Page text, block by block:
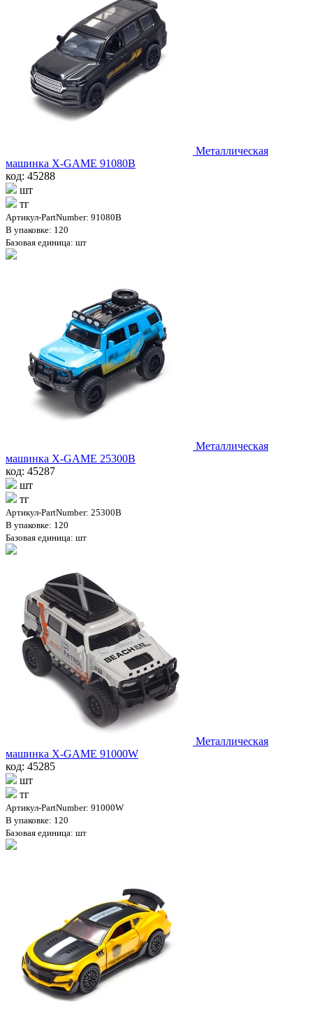
Металлическая
машинка X-GAME 91080B
код: 45288
шт
тг
Артикул-PartNumber: 91080B
В упаковке: 120
Базовая единица: шт
Металлическая
машинка X-GAME 25300B
код: 45287
шт
тг
Артикул-PartNumber: 25300B
В упаковке: 120
Базовая единица: шт
Металлическая
машинка X-GAME 91000W
код: 45285
шт
тг
Артикул-PartNumber: 91000W
В упаковке: 120
Базовая единица: шт